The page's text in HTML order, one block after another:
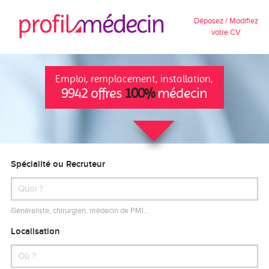
Déposez / Modifiez
votre CV
Emploi, remplacement, installation,
9942 offres 100%médecin
Spécialité ou Recruteur
Généraliste, chirurgien, médecin de PMI…
Localisation